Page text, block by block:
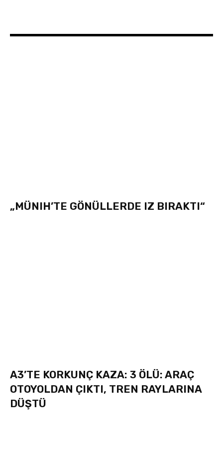
„MÜNIH’TE GÖNÜLLERDE IZ BIRAKTI“
A3’TE KORKUNÇ KAZA: 3 ÖLÜ: ARAÇ
OTOYOLDAN ÇIKTI, TREN RAYLARINA
DÜŞTÜ